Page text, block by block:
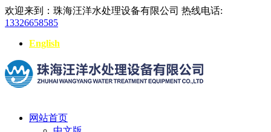
欢迎来到：珠海汪洋水处理设备有限公司 热线电话:
13326658585
English
网站首页